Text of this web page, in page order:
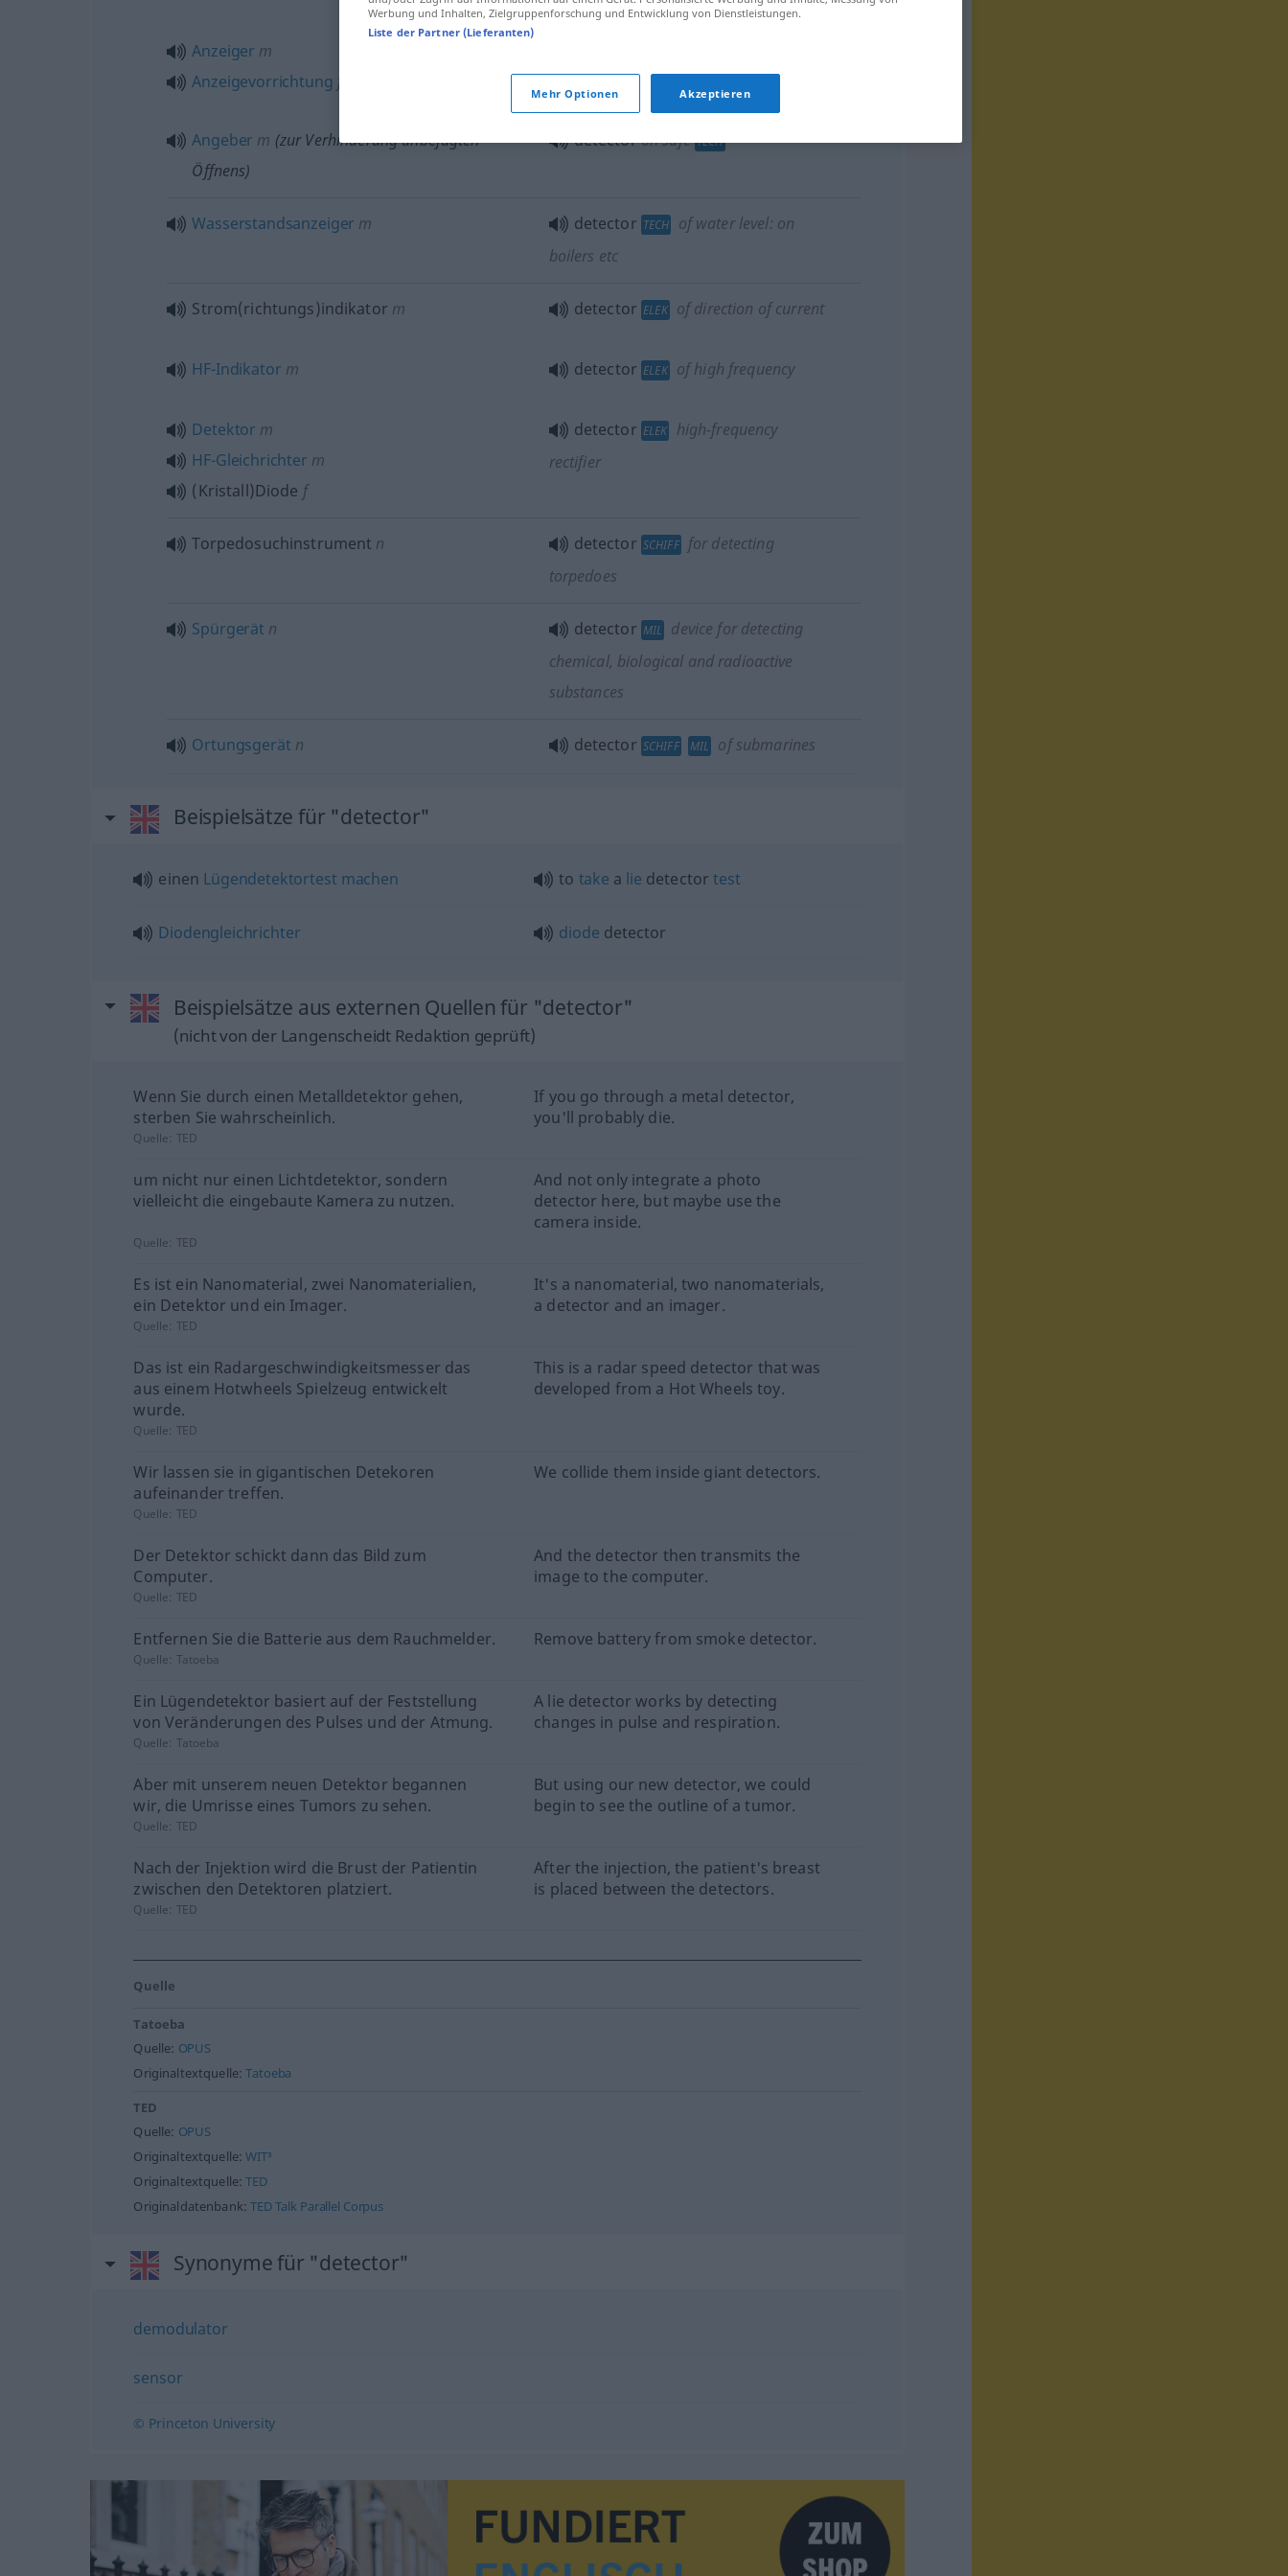
Anzeiger m
Anzeigevorrichtung f
Angeber m (zur Verhinderung unbefugten
Öffnens)
detectoron safe TECH
Wasserstandsanzeiger m detector TECH
of water level: on
boilers etc
Strom(richtungs)indikator m detector ELEK of direction of current
HF-Indikator m detector ELEK of high frequency
Detektor m
HF-Gleichrichter m
(Kristall)Diode f
detector ELEK
high-frequency
rectifier
Torpedosuchinstrument n detector SCHIFF
for detecting
torpedoes
Spürgerät n detector MIL
device for detecting
chemical, biological and radioactive
substances
Ortungsgerät n detector SCHIFF MIL of submarines
Beispielsätze für "detector"
einen Lügendetektortest machen to take a lie detectortest
Diodengleichrichter diode detector
Beispielsätze aus externen Quellen für "detector"
(nicht von der Langenscheidt Redaktion geprüft)
Wenn Sie durch einen Metalldetektor gehen,
sterben Sie wahrscheinlich.
If you go through a metal detector,
you'll probably die.
Quelle: TED
um nicht nur einen Lichtdetektor, sondern
vielleicht die eingebaute Kamera zu nutzen.
And not only integrate a photo
detector here, but maybe use the
camera inside.
Quelle: TED
Es ist ein Nanomaterial, zwei Nanomaterialien,
ein Detektor und ein Imager.
It's a nanomaterial, two nanomaterials,
a detector and an imager.
Quelle: TED
Das ist ein Radargeschwindigkeitsmesser das
aus einem Hotwheels Spielzeug entwickelt
wurde.
This is a radar speed detector that was
developed from a Hot Wheels toy.
Quelle: TED
Wir lassen sie in gigantischen Detekoren
aufeinander treffen.
We collide them inside giant detectors.
Quelle: TED
Der Detektor schickt dann das Bild zum
Computer.
And the detector then transmits the
image to the computer.
Quelle: TED
Entfernen Sie die Batterie aus dem Rauchmelder. Remove battery from smoke detector.
Quelle: Tatoeba
Ein Lügendetektor basiert auf der Feststellung
von Veränderungen des Pulses und der Atmung.
A lie detector works by detecting
changes in pulse and respiration.
Quelle: Tatoeba
Aber mit unserem neuen Detektor begannen
wir, die Umrisse eines Tumors zu sehen.
But using our new detector, we could
begin to see the outline of a tumor.
Quelle: TED
Nach der Injektion wird die Brust der Patientin
zwischen den Detektoren platziert.
After the injection, the patient's breast
is placed between the detectors.
Quelle: TED
Quelle
Tatoeba
Quelle: OPUS
Originaltextquelle:Tatoeba
TED
Quelle: OPUS
Originaltextquelle:WIT³
Originaltextquelle:TED
Originaldatenbank:TED Talk Parallel Corpus
Synonyme für "detector"
demodulator
sensor
© Princeton University
Werbung und Inhalten, Zielgruppenforschung und Entwicklung von Dienstleistungen.
Liste der Partner (Lieferanten)
Mehr Optionen Akzeptieren